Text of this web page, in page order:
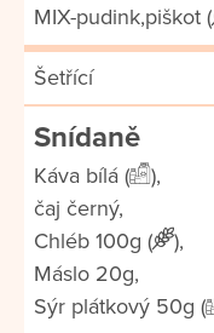
MIX-pudink,piškot (
Šetřící
Snídaně
Káva bílá (
),
čaj černý,
Chléb 100g (
),
Máslo 20g,
Sýr plátkový 50g (